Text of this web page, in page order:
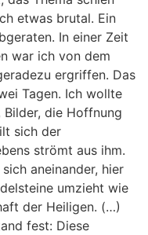
etwas brutal. Ein
In einer Zeit
war ich von dem
ergriffen. Das
Tagen. Ich wollte
die Hoffnung
sich der
strömt aus ihm.
aneinander, hier
umzieht wie
der Heiligen. (…)
fest: Diese